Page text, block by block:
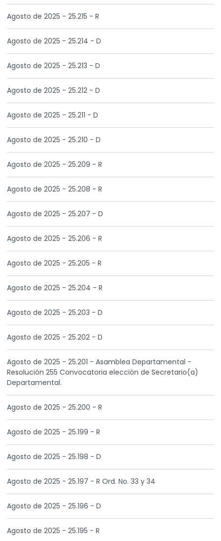
Agosto de 2025 - 25.215 - R
Agosto de 2025 - 25.214 - D
Agosto de 2025 - 25.213 - D
Agosto de 2025 - 25.212 - D
Agosto de 2025 - 25.211 - D
Agosto de 2025 - 25.210 - D
Agosto de 2025 - 25.209 - R
Agosto de 2025 - 25.208 - R
Agosto de 2025 - 25.207 - D
Agosto de 2025 - 25.206 - R
Agosto de 2025 - 25.205 - R
Agosto de 2025 - 25.204 - R
Agosto de 2025 - 25.203 - D
Agosto de 2025 - 25.202 - D
Agosto de 2025 - 25.201 - Asamblea Departamental -
Resolución 255 Convocatoria elección de Secretario(a)
Departamental.
Agosto de 2025 - 25.200 - R
Agosto de 2025 - 25.199 - R
Agosto de 2025 - 25.198 - D
Agosto de 2025 - 25.197 - R Ord. No. 33 y 34
Agosto de 2025 - 25.196 - D
Agosto de 2025 - 25.195 - R